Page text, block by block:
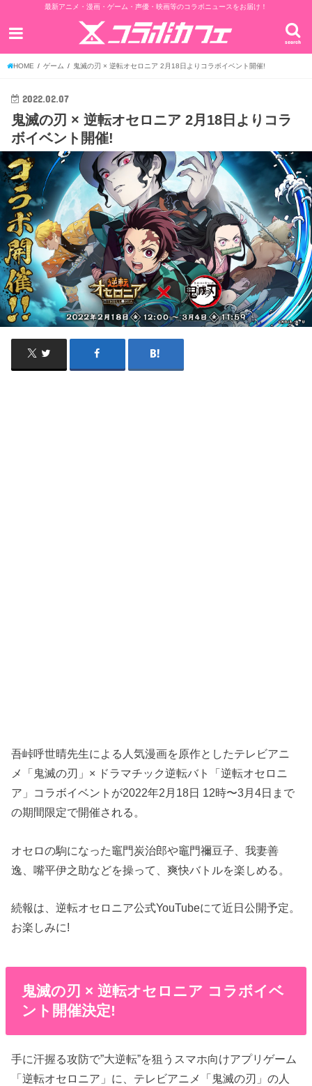
最新アニメ・漫画・ゲーム・声優・映画等のコラボニュースをお届け！
search
HOME ゲーム 鬼滅の刃 × 逆転オセロニア 2月18日よりコラボイベント開催!
2022.02.07
鬼滅の刃 × 逆転オセロニア 2月18日よりコラ
ボイベント開催!
吾峠呼世晴先生による人気漫画を原作としたテレビアニ
メ「鬼滅の刃」× ドラマチック逆転バト「逆転オセロニ
ア」コラボイベントが2022年2月18日 12時〜3月4日まで
の期間限定で開催される。
オセロの駒になった竈門炭治郎や竈門禰豆子、我妻善
逸、嘴平伊之助などを操って、爽快バトルを楽しめる。
続報は、逆転オセロニア公式YouTubeにて近日公開予定。
お楽しみに!
鬼滅の刃 × 逆転オセロニア コラボイベ
ント開催決定!
手に汗握る攻防で”大逆転”を狙うスマホ向けアプリゲーム
「逆転オセロニア」に、テレビアニメ「鬼滅の刃」の人